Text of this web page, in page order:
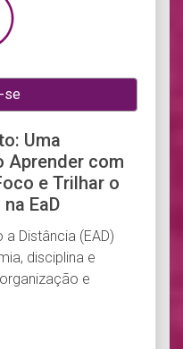
se
Uma
Aprender com
e Trilhar o
EaD
Distância (EAD)
disciplina e
e